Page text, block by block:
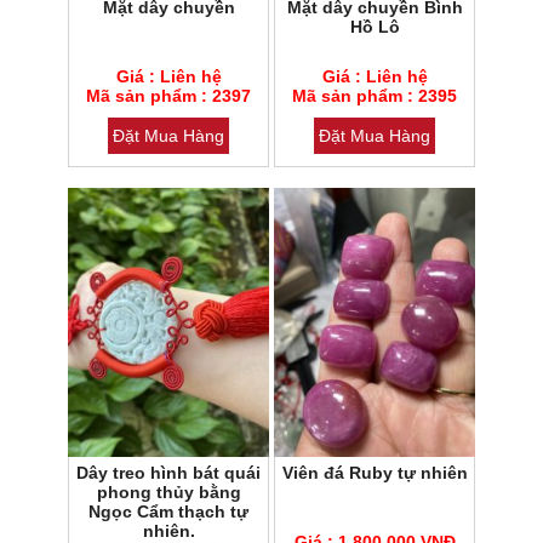
Mã sản phẩm : 2397
Loại đá : Cẩm thạch
Mặt dây chuyền
Giá : Liên hệ
Mã sản phẩm : 2397
Đặt Mua Hàng
Mã sản phẩm : 2395
Loại đá : Cẩm thạch
Mặt dây chuyền Bình
Hồ Lô
Giá : Liên hệ
Mã sản phẩm : 2395
Đặt Mua Hàng
Mã sản phẩm : 2165
Dây treo hình bát quái
phong thủy bằng
Ngọc Cẩm thạch tự
nhiên.
Mã sản phẩm : 1717
Viên đá Ruby tự nhiên